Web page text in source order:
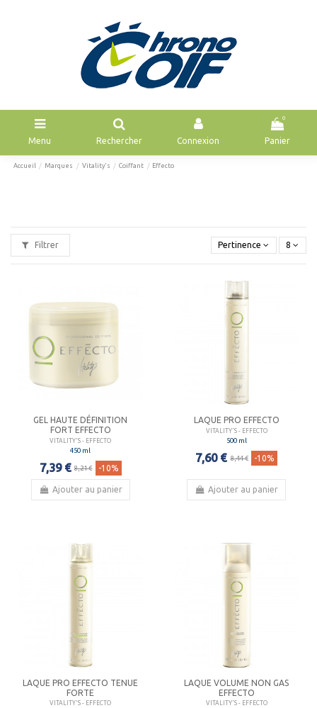
Menu Rechercher Connexion
0
Panier
Accueil Marques Vitality's Coiffant Effecto
Filtrer Pertinence 8
GEL HAUTE DÉFINITION
FORT EFFECTO
VITALITY'S - EFFECTO
450 ml
7,39 € 8,21 € -10%
Ajouter au panier
LAQUE PRO EFFECTO
VITALITY'S - EFFECTO
500 ml
7,60 € 8,44 € -10%
Ajouter au panier
LAQUE PRO EFFECTO TENUE
FORTE
VITALITY'S - EFFECTO
LAQUE VOLUME NON GAS
EFFECTO
VITALITY'S - EFFECTO